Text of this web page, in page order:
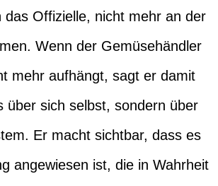
das Offizielle, nicht mehr an der
Wenn der Gemüsehändler
mehr aufhängt, sagt er damit
über sich selbst, sondern über
Er macht sichtbar, dass es
angewiesen ist, die in Wahrheit